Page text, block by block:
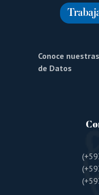
Conoce
de Datos